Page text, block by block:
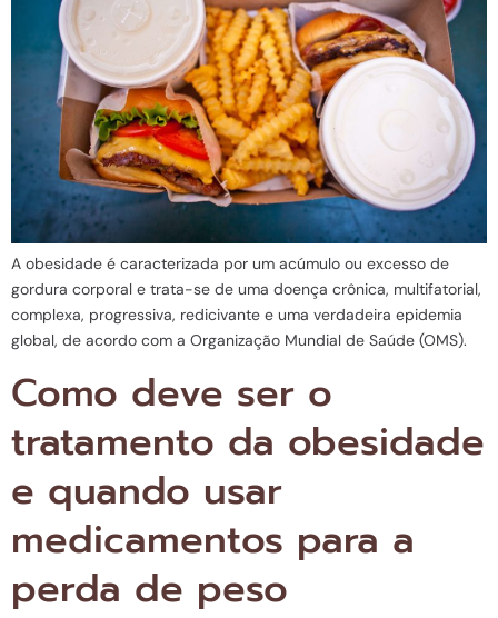
A obesidade é caracterizada por um acúmulo ou excesso de
gordura corporal e trata-se de uma doença crônica, multifatorial,
complexa, progressiva, redicivante e uma verdadeira epidemia
global, de acordo com a Organização Mundial de Saúde (OMS).
Como deve ser o
tratamento da obesidade
e quando usar
medicamentos para a
perda de peso